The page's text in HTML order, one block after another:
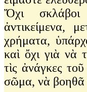
Ὄχι
ἀντικείμενα,
χρήματα,
καὶ ὄχι γιὰ νὰ
τὶς ἀνάγκες
σῶμα, νὰ βοηθᾶ